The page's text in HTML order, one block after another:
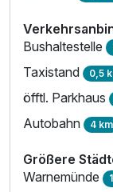
Bushaltestelle
Taxistand 0,5
öfftl. Parkhaus
Autobahn 4 km
Größere
Warnemünde